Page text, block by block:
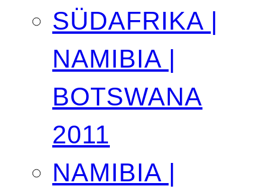
SÜDAFRIKA |
NAMIBIA |
BOTSWANA
2011
NAMIBIA |